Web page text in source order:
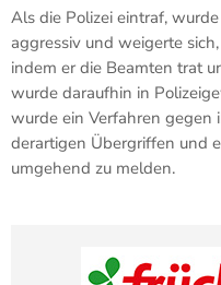
Als die Polizei eintraf,
aggressiv und weigerte
indem er die Beamten trat
wurde daraufhin in
wurde ein Verfahren gegen
derartigen Übergriffen und
umgehend zu melden.